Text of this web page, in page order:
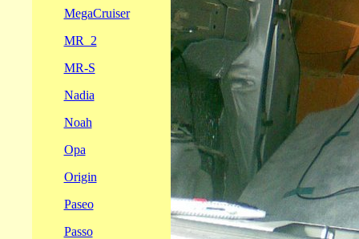
MegaCruiser
MR_2
MR-S
Nadia
Noah
Opa
Origin
Paseo
Passo